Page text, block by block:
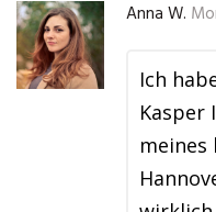
Anna W.
Ich
Kasper